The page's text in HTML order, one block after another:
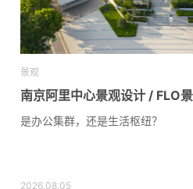
景观
南京阿里中心景观设计 / FLO
是办公集群，还是生活枢纽？
2026.08.05